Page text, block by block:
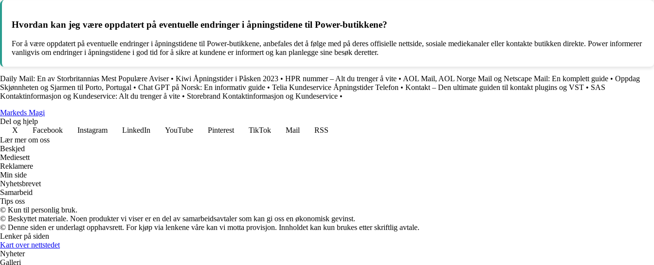
Hvordan kan jeg være oppdatert på eventuelle endringer i åpningstidene til Power-butikkene?
For å være oppdatert på eventuelle endringer i åpningstidene til Power-butikkene, anbefales det å følge med på deres offisielle nettside, sosiale mediekanaler eller kontakte butikken direkte. Power informerer
vanligvis om endringer i åpningstidene i god tid for å sikre at kundene er informert og kan planlegge sine besøk deretter.
Daily Mail: En av Storbritannias Mest Populære Aviser• Kiwi Åpningstider i Påsken 2023 • HPR nummer – Alt du trenger å vite • AOL Mail, AOL Norge Mail og Netscape Mail: En komplett guide • Oppdag
Skjønnheten og Sjarmen til Porto, Portugal • Chat GPT på Norsk: En informativ guide • Telia Kundeservice Åpningstider Telefon • Kontakt – Den ultimate guiden til kontakt plugins og VST • SAS
Kontaktinformasjon og Kundeservice: Alt du trenger å vite • Storebrand Kontaktinformasjon og Kundeservice •
Markeds Magi
Del og hjelp
X
Facebook Instagram LinkedIn YouTube Pinterest TikTok Mail
RSS
Lær mer om oss
Beskjed
Mediesett
Reklamere
Min side
Nyhetsbrevet
Samarbeid
Tips oss
© Kun til personlig bruk.
© Beskyttet materiale. Noen produkter vi viser er en del av samarbeidsavtaler som kan gi oss en økonomisk gevinst.
© Denne siden er underlagt opphavsrett. For kjøp via lenkene våre kan vi motta provisjon. Innholdet kan kun brukes etter skriftlig avtale.
Lenker på siden
Kart over nettstedet
Nyheter
Galleri